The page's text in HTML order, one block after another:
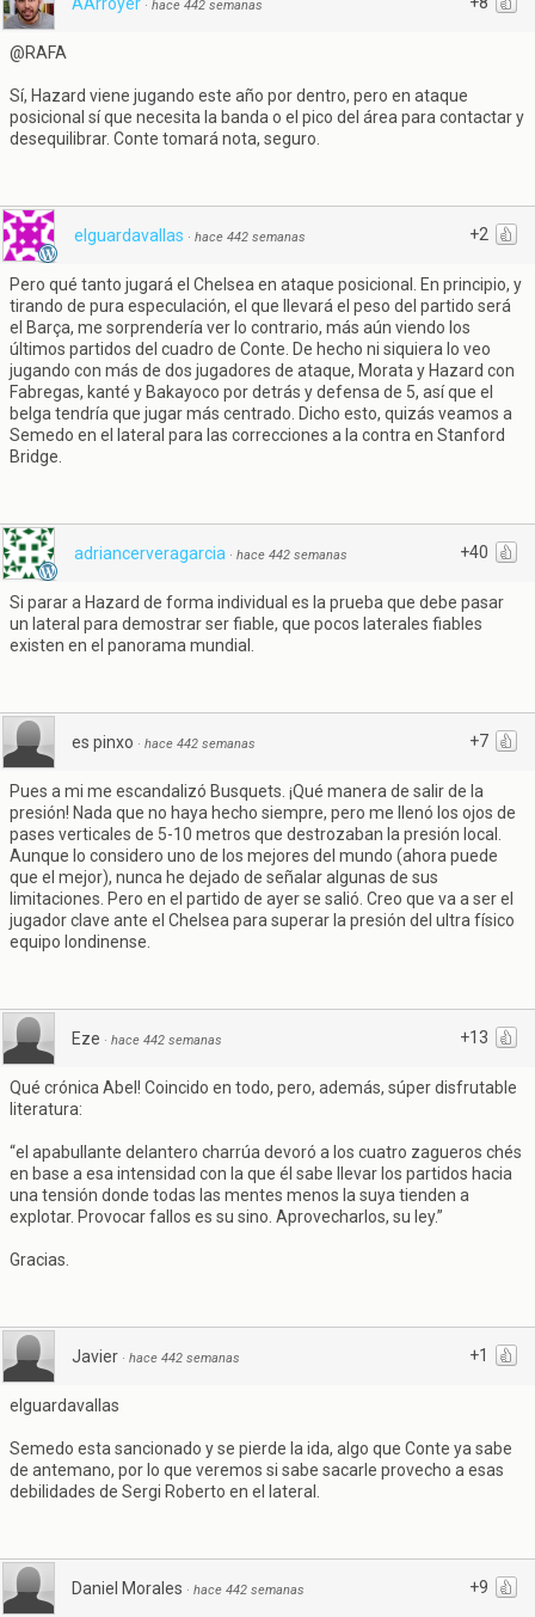
· hace 442 semanas
@RAFA
Sí, Hazard viene jugando este año por dentro, pero en ataque
posicional sí que necesita la banda o el pico del área para contactar y
desequilibrar. Conte tomará nota, seguro.
+2
elguardavallas · hace 442 semanas
Pero qué tanto jugará el Chelsea en ataque posicional. En principio, y
tirando de pura especulación, el que llevará el peso del partido será
el Barça, me sorprendería ver lo contrario, más aún viendo los
últimos partidos del cuadro de Conte. De hecho ni siquiera lo veo
jugando con más de dos jugadores de ataque, Morata y Hazard con
Fabregas, kanté y Bakayoco por detrás y defensa de 5, así que el
belga tendría que jugar más centrado. Dicho esto, quizás veamos a
Semedo en el lateral para las correcciones a la contra en Stanford
Bridge.
+40
adriancerveragarcia · hace 442 semanas
Si parar a Hazard de forma individual es la prueba que debe pasar
un lateral para demostrar ser fiable, que pocos laterales fiables
existen en el panorama mundial.
+7
es pinxo · hace 442 semanas
Pues a mi me escandalizó Busquets. ¡Qué manera de salir de la
presión! Nada que no haya hecho siempre, pero me llenó los ojos de
pases verticales de 5-10 metros que destrozaban la presión local.
Aunque lo considero uno de los mejores del mundo (ahora puede
que el mejor), nunca he dejado de señalar algunas de sus
limitaciones. Pero en el partido de ayer se salió. Creo que va a ser el
jugador clave ante el Chelsea para superar la presión del ultra físico
equipo londinense.
+13
Eze · hace 442 semanas
Qué crónica Abel! Coincido en todo, pero, además, súper disfrutable
literatura:
“el apabullante delantero charrúa devoró a los cuatro zagueros chés
en base a esa intensidad con la que él sabe llevar los partidos hacia
una tensión donde todas las mentes menos la suya tienden a
explotar. Provocar fallos es su sino. Aprovecharlos, su ley.”
Gracias.
+1
Javier · hace 442 semanas
elguardavallas
Semedo esta sancionado y se pierde la ida, algo que Conte ya sabe
de antemano, por lo que veremos si sabe sacarle provecho a esas
debilidades de Sergi Roberto en el lateral.
+9
Daniel Morales · hace 442 semanas